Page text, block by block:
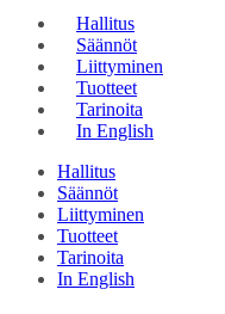
Hallitus
Säännöt
Liittyminen
Tuotteet
Tarinoita
In English
Hallitus
Säännöt
Liittyminen
Tuotteet
Tarinoita
In English